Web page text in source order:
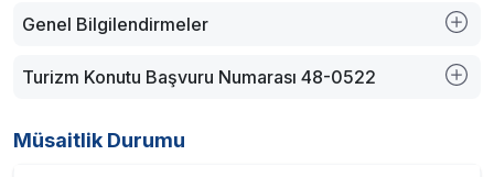
Genel Bilgilendirmeler
Turizm Konutu Başvuru Numarası 48-0522
Müsaitlik Durumu